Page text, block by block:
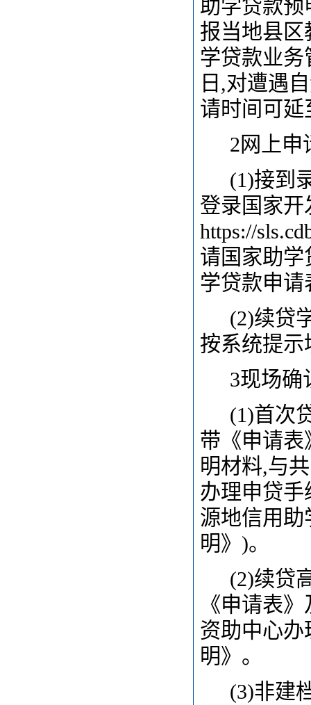
助学贷款
报当地县
学贷款业务
日,对遭遇
请时间可
2网上申
(1)接到
登录国家
https://
请国家助
学贷款申
(2)续贷
按系统提
3现场确
(1)首次
带《申请
明材料,与
办理申贷
源地信用
明》)。
(2)续贷
《申请表
资助中心
明》。
(3)非建